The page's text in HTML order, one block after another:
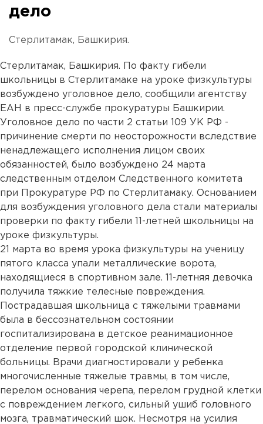
дело
Стерлитамак, Башкирия.
Стерлитамак, Башкирия. По факту гибели
школьницы в Стерлитамаке на уроке физкультуры
возбуждено уголовное дело, сообщили агентству
ЕАН в пресс-службе прокуратуры Башкирии.
Уголовное дело по части 2 статьи 109 УК РФ -
причинение смерти по неосторожности вследствие
ненадлежащего исполнения лицом своих
обязанностей, было возбуждено 24 марта
следственным отделом Следственного комитета
при Прокуратуре РФ по Стерлитамаку. Основанием
для возбуждения уголовного дела стали материалы
проверки по факту гибели 11-летней школьницы на
уроке физкультуры.
21 марта во время урока физкультуры на ученицу
пятого класса упали металлические ворота,
находящиеся в спортивном зале. 11-летняя девочка
получила тяжкие телесные повреждения.
Пострадавшая школьница с тяжелыми травмами
была в бессознательном состоянии
госпитализирована в детское реанимационное
отделение первой городской клинической
больницы. Врачи диагностировали у ребенка
многочисленные тяжелые травмы, в том числе,
перелом основания черепа, перелом грудной клетки
с повреждением легкого, сильный ушиб головного
мозга, травматический шок. Несмотря на усилия